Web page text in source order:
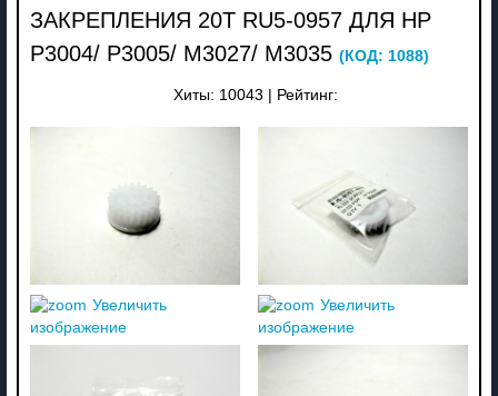
ЗАКРЕПЛЕНИЯ 20T RU5-0957 ДЛЯ HP
P3004/ P3005/ M3027/ M3035 (КОД: 1088)
Хиты: 10043 Рейтинг:
Увеличить
изображение
Увеличить
изображение